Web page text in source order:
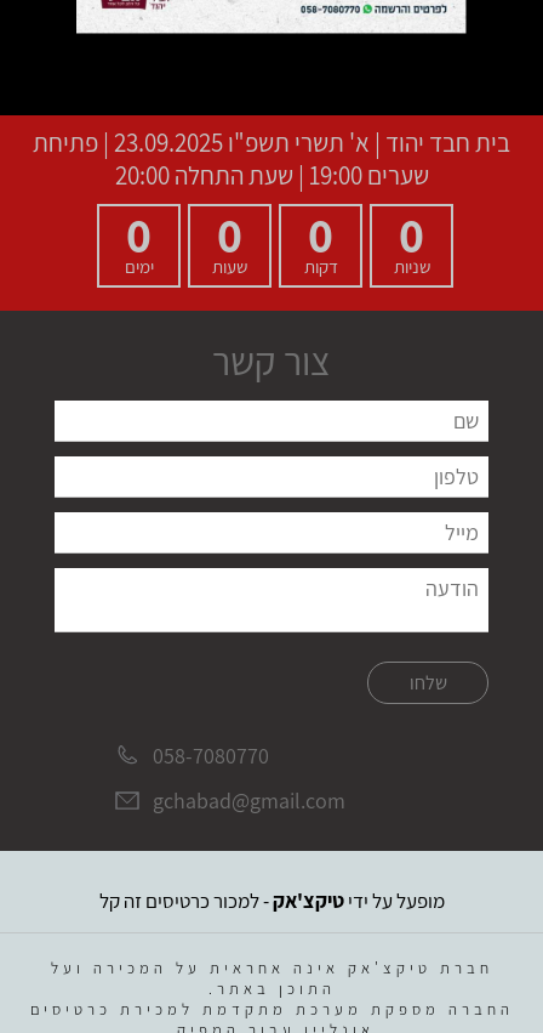
בית חבד יהוד | א' תשרי תשפ"ו
23.09.2025 | פתיחת
שערים 19:00 | שעת התחלה 20:00
0
שניות
0
דקות
0
שעות
0
ימים
צור קשר
שלחו
058-7080770
gchabad@gmail.com
מופעל על ידיטיקצ'אק- למכור כרטיסים זה קל
חברת טיקצ'אק אינה אחראית על המכירה ועל
התוכן באתר.
החברה מספקת מערכת מתקדמת למכירת כרטיסים